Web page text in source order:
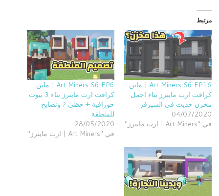
مرتبط
Art Miners S6 EP16 | ماين
كرافت ارت ماينرز بناء اجمل
مخزن حديث في السيرفر
04/07/2020
في "Art Miners | ارت ماينرز"
Art Miners S6 EP6 | ماين
كرافت ارت ماينرز بناء 3 بيوت
خورافية + حظي ? ونصايح
للمنطقة
28/05/2020
في "Art Miners | ارت ماينرز"